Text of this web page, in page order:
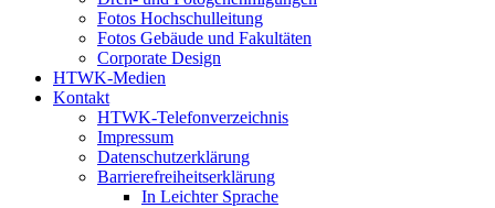
Fotos Hochschulleitung
Fotos Gebäude und Fakultäten
Corporate Design
HTWK-Medien
Kontakt
HTWK-Telefonverzeichnis
Impressum
Datenschutzerklärung
Barrierefreiheitserklärung
In Leichter Sprache